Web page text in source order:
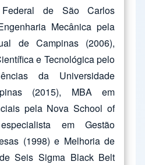
de São Carlos
Mecânica pela
de Campinas (2006),
e Tecnológica pelo
da Universidade
(2015), MBA em
pela Nova School of
em Gestão
(1998) e Melhoria de
Seis Sigma Black Belt